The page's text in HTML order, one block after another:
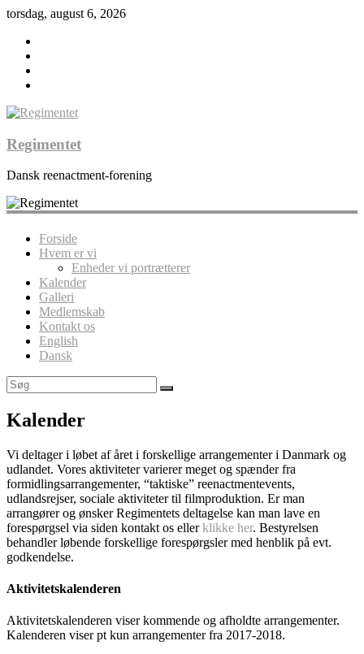
torsdag, august 6, 2026
Regimentet
Dansk reenactment-forening
Forside
Hvem er vi
Enheder vi portrætterer
Kalender
Galleri
Medlemskab
Kontakt os
English
Dansk
Kalender
Vi deltager i løbet af året i forskellige arrangementer i Danmark og
udlandet. Vores aktiviteter varierer meget og spænder fra
formidlingsarrangementer, “taktiske” reenactmentevents,
udlandsrejser, sociale aktiviteter til filmproduktion. Er man
arrangører og ønsker Regimentets deltagelse kan man lave en
forespørgsel via siden kontakt os ellerklikke her. Bestyrelsen
behandler løbende forskellige forespørgsler med henblik på evt.
godkendelse.
Aktivitetskalenderen
Aktivitetskalenderen viser kommende og afholdte arrangementer.
Kalenderen viser pt kun arrangementer fra 2017-2018.